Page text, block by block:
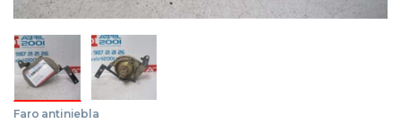
Faro antiniebla